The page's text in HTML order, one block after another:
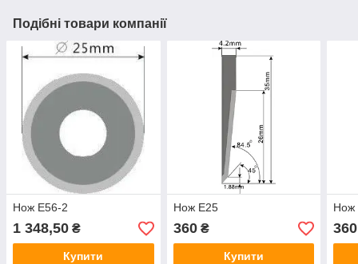
Подібні товари компанії
Нож E56-2
1 348,50 ₴
Купити
Нож E25
360₴
Купити
Нож
360